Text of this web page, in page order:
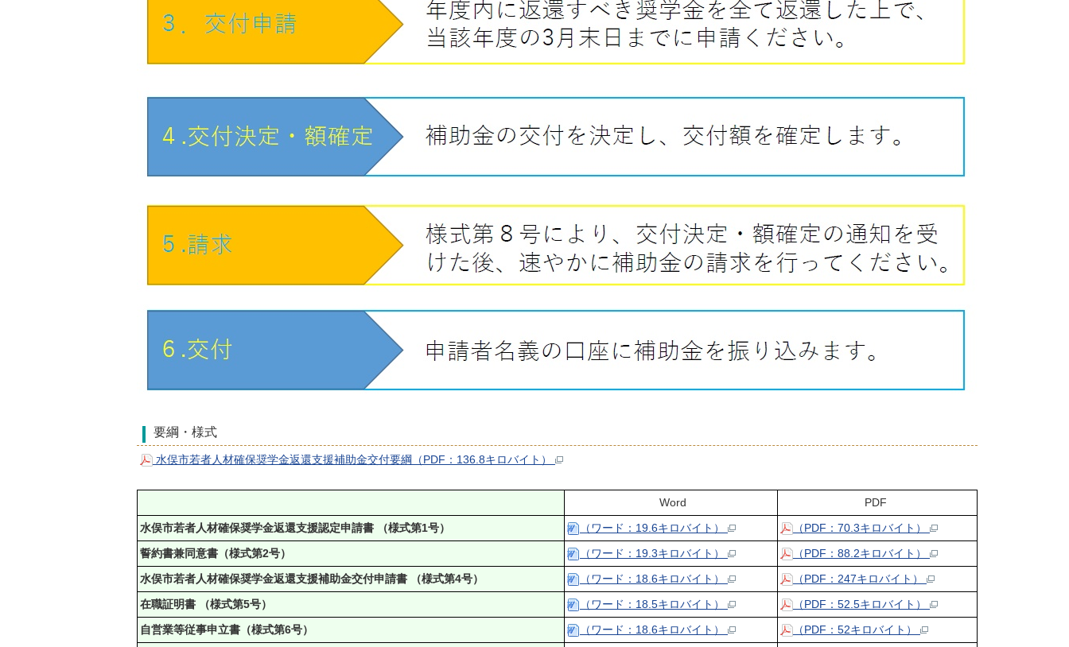
要綱・様式
水俣市若者人材確保奨学金返還支援補助金交付要綱（PDF：136.8キロバイト）
Word
PDF
水俣市若者人材確保奨学金返還支援認定申請書 （様式第1号）
（ワード：19.6キロバイト）
（PDF：70.3キロバイト）
誓約書兼同意書（様式第2号）
（ワード：19.3キロバイト）
（PDF：88.2キロバイト）
水俣市若者人材確保奨学金返還支援補助金交付申請書 （様式第4号）
（ワード：18.6キロバイト）
（PDF：247キロバイト）
在職証明書 （様式第5号）
（ワード：18.5キロバイト）
（PDF：52.5キロバイト）
自営業等従事申立書（様式第6号）
（ワード：18.6キロバイト）
（PDF：52キロバイト）